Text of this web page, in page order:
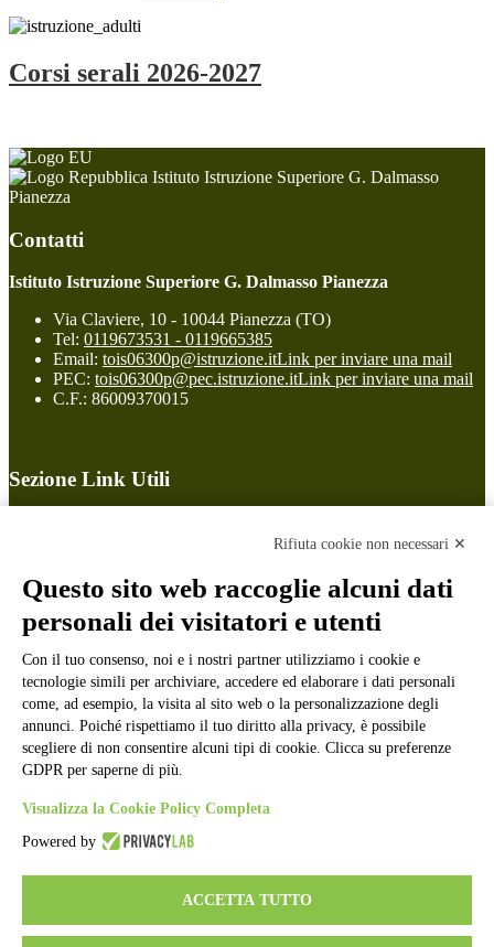
Corsi serali 2026-2027
Istituto Istruzione Superiore G. Dalmasso
Pianezza
Contatti
Istituto Istruzione Superiore G. Dalmasso Pianezza
Via Claviere, 10 - 10044 Pianezza (TO)
Tel: 0119673531 - 0119665385
Email: tois06300p@istruzione.itLink per inviare una mail
PEC: tois06300p@pec.istruzione.itLink per inviare una mail
C.F.: 86009370015
Sezione Link Utili
Ufficio Relazioni con il Pubblico
Dichiarazione di accessibilità
Obiettivi di accessibilità
Gestione consensi cookie
Amministrazione trasparente
Pagina visualizzata
147812volte
Sezione Copyright
Copyright 2026 | Engineered and powered by Gruppo Spaggiari
Parma S.p.A. | Divisione Publishing & New Social Media
Rifiuta cookie non necessari ✕
Questo sito web raccoglie alcuni dati
personali dei visitatori e utenti
Con il tuo consenso, noi e i nostri partner utilizziamo i cookie e
tecnologie simili per archiviare, accedere ed elaborare i dati personali
come, ad esempio, la visita al sito web o la personalizzazione degli
annunci. Poiché rispettiamo il tuo diritto alla privacy, è possibile
scegliere di non consentire alcuni tipi di cookie. Clicca su preferenze
GDPR per saperne di più.
Visualizza la Cookie Policy Completa
Powered by
ACCETTA TUTTO